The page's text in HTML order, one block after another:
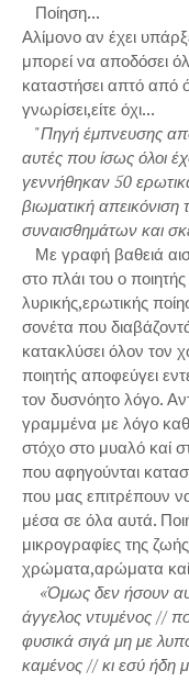
Ποίηση...
Αλίμονο αν έχει
μπορεί να αποδόσει
καταστήσει απτό από
γνωρίσει,είτε όχι...
"Πηγή έμπνευσης
αυτές που ίσως όλοι
γεννήθηκαν 50
βιωματική απεικόνιση
συναισθημάτων και
Με γραφή βαθειά
στο πλάι του ο
λυρικής,ερωτικής
σονέτα που
κατακλύσει όλον τον
ποιητής αποφεύγει
τον δυσνόητο λόγο.
γραμμένα με λόγο
στόχο στο μυαλό καί
που αφηγούνται
που μας επιτρέπουν
μέσα σε όλα αυτά.
μικρογραφίες της
χρώματα,αρώματα
«Όμως δεν ήσουν
άγγελος ντυμένος //
φυσικά σιγά μη με
καμένος // κι εσύ ήδη